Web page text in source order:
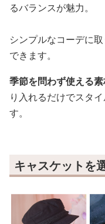
るバランスが魅力。
シンプルなコーデに
できます。
季節を問わず使える
り入れるだけでスタ
す。
キャスケットを